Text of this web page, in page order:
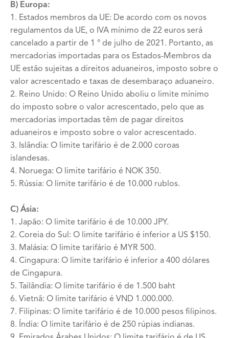
B) Europa:
1. Estados membros da UE: De acordo com os novos
regulamentos da UE, o IVA mínimo de 22 euros será
cancelado a partir de 1 ° de julho de 2021. Portanto, as
mercadorias importadas para os Estados-Membros da
UE estão sujeitas a direitos aduaneiros, imposto sobre o
valor acrescentado e taxas de desembaraço aduaneiro.
2. Reino Unido: O Reino Unido aboliu o limite mínimo
do imposto sobre o valor acrescentado, pelo que as
mercadorias importadas têm de pagar direitos
aduaneiros e imposto sobre o valor acrescentado.
3. Islândia: O limite tarifário é de 2.000 coroas
islandesas.
4. Noruega: O limite tarifário é NOK 350.
5. Rússia: O limite tarifário é de 10.000 rublos.
C) Ásia:
1. Japão: O limite tarifário é de 10.000 JPY.
2. Coreia do Sul: O limite tarifário é inferior a US $150.
3. Malásia: O limite tarifário é MYR 500.
4. Cingapura: O limite tarifário é inferior a 400 dólares
de Cingapura.
5. Tailândia: O limite tarifário é de 1.500 baht
6. Vietnã: O limite tarifário é VND 1.000.000.
7. Filipinas: O limite tarifário é de 10.000 pesos filipinos.
8. Índia: O limite tarifário é de 250 rúpias indianas.